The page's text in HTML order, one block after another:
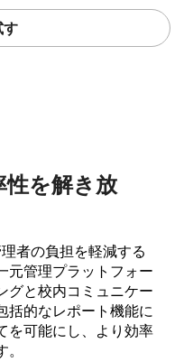
す
を解き放
者の負担を軽減する
元管理プラットフォー
グと校内コミュニケー
括的なレポート機能に
を可能にし、より効率